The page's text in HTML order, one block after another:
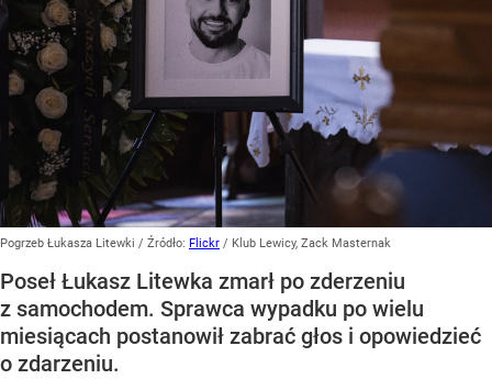
Pogrzeb Łukasza Litewki / Źródło: Flickr / Klub Lewicy, Zack Masternak
Poseł Łukasz Litewka zmarł po zderzeniu
z samochodem. Sprawca wypadku po wielu
miesiącach postanowił zabrać głos i opowiedzieć
o zdarzeniu.